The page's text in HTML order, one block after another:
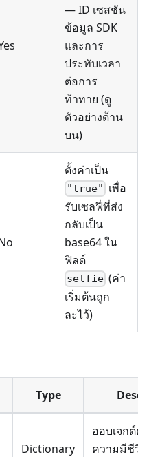
— ID เซสชัน
ข้อมูล SDK
และการ
ประทับเวลา
ต่อการ
ท้าทาย (ดู
ตัวอย่างด้าน
บน)
ตั้งค่าเป็น
"true" เพื่อ
รับเซลฟี่ที่ส่ง
กลับเป็น
base64 ใน
ฟิลด์
selfie (ค่า
เริ่มต้นถูก
ละไว้)
Type
Dictionary
ออบเจกต์ค
ความมีชีวิ